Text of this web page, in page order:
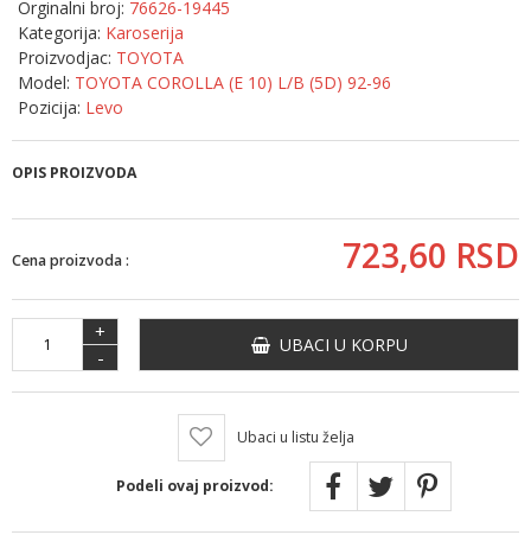
Orginalni broj: 76626-19445
Kategorija: Karoserija
Proizvodjac: TOYOTA
Model: TOYOTA COROLLA (E 10) L/B (5D) 92-96
Pozicija: Levo
OPIS PROIZVODA
Cena proizvoda : 723,60 RSD
+
-
UBACI U KORPU
Ubaci u listu želja
Podeli ovaj proizvod: